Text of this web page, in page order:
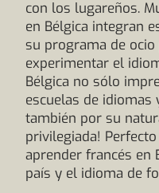
con los lugareños.
en Bélgica integran
su programa de
experimentar el
Bélgica no sólo
escuelas de idiomas
también por su
privilegiada!
aprender francés en
país y el idioma de